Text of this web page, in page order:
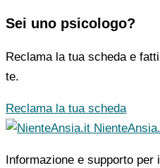
Sei uno psicologo?
Reclama la tua scheda e
te.
Reclama la tua scheda
Informazione e supporto per